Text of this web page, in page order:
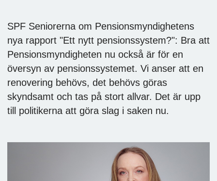
SPF Seniorerna om Pensionsmyndighetens
nya rapport "Ett nytt pensionssystem?": Bra att
Pensionsmyndigheten nu också är för en
översyn av pensionssystemet. Vi anser att en
renovering behövs, det behövs göras
skyndsamt och tas på stort allvar. Det är upp
till politikerna att göra slag i saken nu.